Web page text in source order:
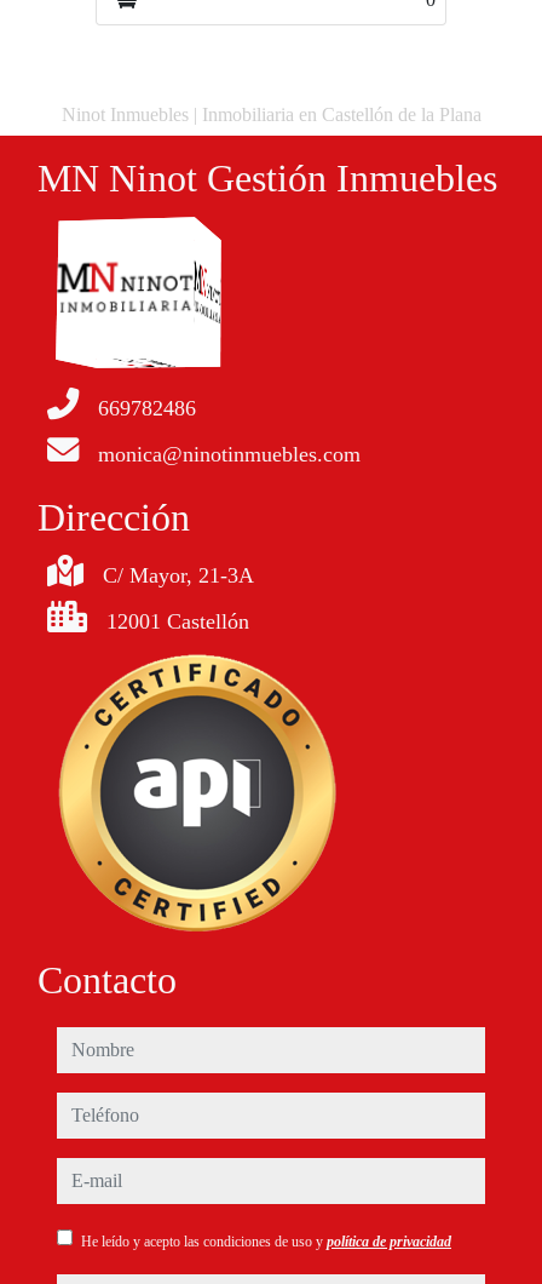
Ninot Inmuebles | Inmobiliaria en Castellón de la Plana
MN Ninot Gestión Inmuebles
669782486
monica@ninotinmuebles.com
Dirección
C/ Mayor, 21-3A
12001 Castellón
Contacto
nombre
teléfono
e-mail
He leído y acepto las condiciones de uso y política de privacidad